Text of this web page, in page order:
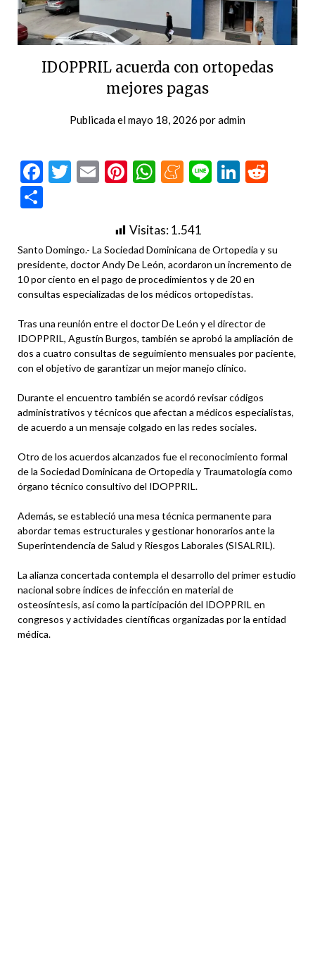
IDOPPRIL acuerda con ortopedas
mejores pagas
Publicada elmayo 18, 2026 poradmin
Facebook
Twitter
EmailPinterest
WhatsApp
Meneame
Line
Visitas:1.541
Santo Domingo.- La Sociedad Dominicana de Ortopedia y su
presidente, doctor Andy De León, acordaron un incremento de
10 por ciento en el pago de procedimientos y de 20 en
consultas especializadas de los médicos ortopedistas.
Tras una reunión entre el doctor De León y el director de
IDOPPRIL, Agustín Burgos, también se aprobó la ampliación de
dos a cuatro consultas de seguimiento mensuales por paciente,
con el objetivo de garantizar un mejor manejo clínico.
Durante el encuentro también se acordó revisar códigos
administrativos y técnicos que afectan a médicos especialistas,
de acuerdo a un mensaje colgado en las redes sociales.
Otro de los acuerdos alcanzados fue el reconocimiento formal
de la Sociedad Dominicana de Ortopedia y Traumatología como
órgano técnico consultivo del IDOPPRIL.
Además, se estableció una mesa técnica permanente para
abordar temas estructurales y gestionar honorarios ante la
Superintendencia de Salud y Riesgos Laborales (SISALRIL).
La alianza concertada contempla el desarrollo del primer estudio
nacional sobre índices de infección en material de
osteosíntesis, así como la participación del IDOPPRIL en
congresos y actividades científicas organizadas por la entidad
médica.